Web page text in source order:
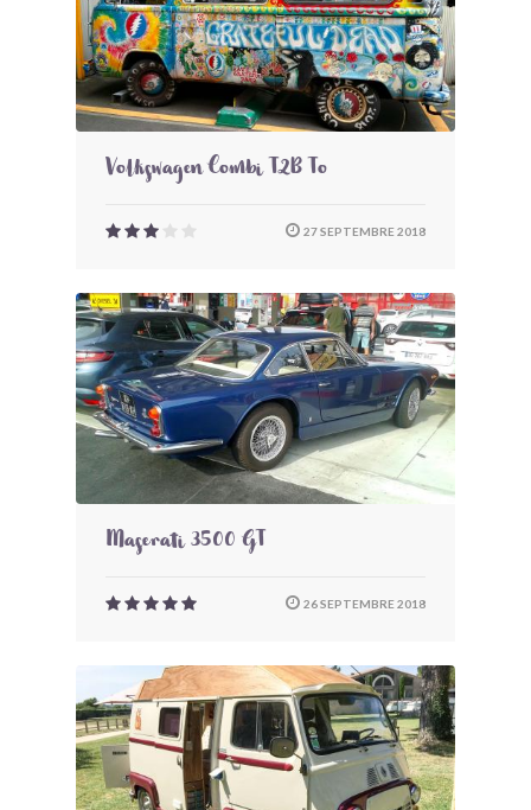
Volkswagen Combi T2B To
27 SEPTEMBRE 2018
Maserati 3500 GT
26 SEPTEMBRE 2018